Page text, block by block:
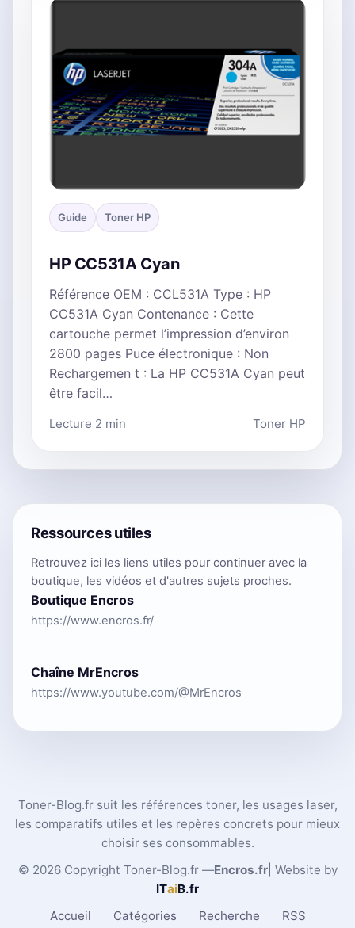
Guide Toner HP
HP CC531A Cyan
Référence OEM : CCL531A Type : HP
CC531A Cyan Contenance : Cette
cartouche permet l’impression d’environ
2800 pages Puce électronique : Non
Rechargemen t : La HP CC531A Cyan peut
être facil…
Lecture 2 min Toner HP
Ressources utiles
Retrouvez ici les liens utiles pour continuer avec la
boutique, les vidéos et d'autres sujets proches.
Boutique Encros
https://www.encros.fr/
Chaîne MrEncros
https://www.youtube.com/@MrEncros
Toner-Blog.fr suit les références toner, les usages laser,
les comparatifs utiles et les repères concrets pour mieux
choisir ses consommables.
© 2026 Copyright Toner-Blog.fr —Encros.fr| Website by
ITaiB.fr
Accueil
Catégories Recherche RSS